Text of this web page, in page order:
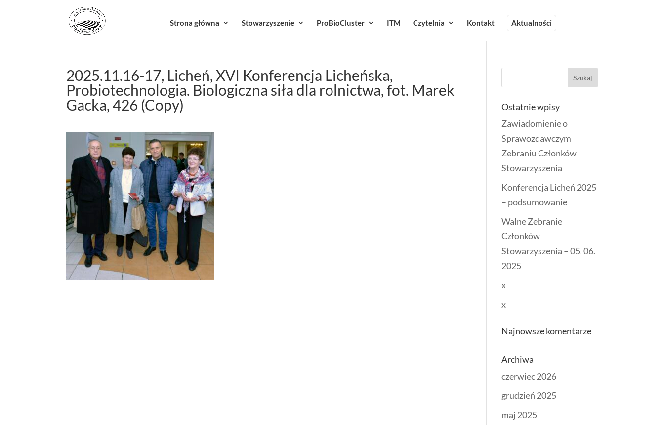
Strona główna Stowarzyszenie ProBioCluster ITM Czytelnia Kontakt Aktualności
2025.11.16-17, Licheń, XVI Konferencja Licheńska,
Probiotechnologia. Biologiczna siła dla rolnictwa, fot. Marek
Gacka, 426 (Copy)
Ostatnie wpisy
Zawiadomienie o
Sprawozdawczym
Zebraniu Członków
Stowarzyszenia
Konferencja Licheń 2025
– podsumowanie
Walne Zebranie
Członków
Stowarzyszenia – 05. 06.
2025
x
x
Najnowsze komentarze
Archiwa
czerwiec 2026
grudzień 2025
maj 2025